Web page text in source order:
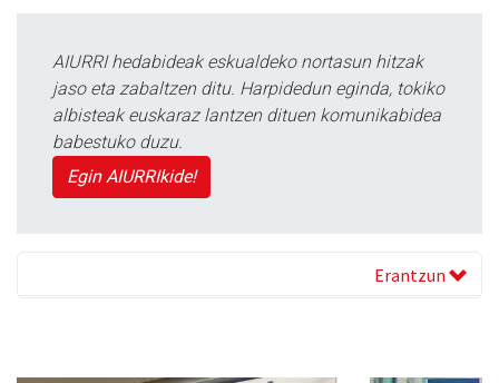
AIURRI hedabideak eskualdeko nortasun hitzak
jaso eta zabaltzen ditu. Harpidedun eginda, tokiko
albisteak euskaraz lantzen dituen komunikabidea
babestuko duzu.
Egin AIURRIkide!
Erantzun